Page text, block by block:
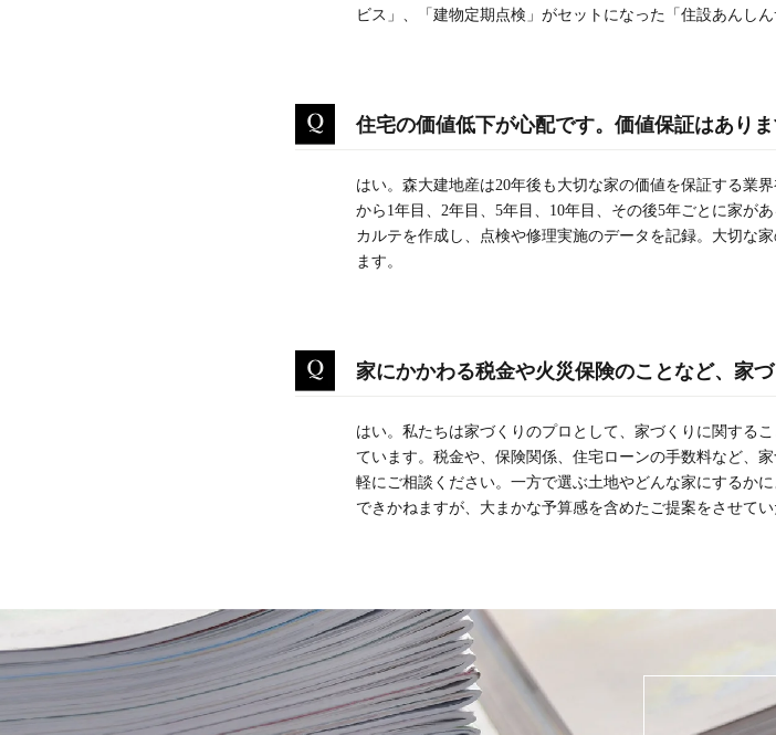
ビス」、「建物定期点検」がセットになった「住設あんし
住宅の価値低下が心配です。価値保証はありま
はい。森大建地産は20年後も大切な家の価値を保証する業
から1年目、2年目、5年目、10年目、その後5年ごとに家が
カルテを作成し、点検や修理実施のデータを記録。大切な
ます。
家にかかわる税金や火災保険のことなど、家
はい。私たちは家づくりのプロとして、家づくりに関する
ています。税金や、保険関係、住宅ローンの手数料など、
軽にご相談ください。一方で選ぶ土地やどんな家にするか
できかねますが、大まかな予算感を含めたご提案をさせてい